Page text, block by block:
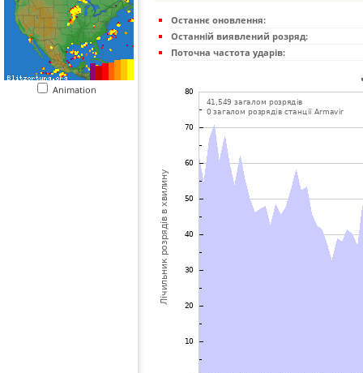
Animation
Останнє оновлення:
Останній виявлений розряд:
Поточна частота ударів: